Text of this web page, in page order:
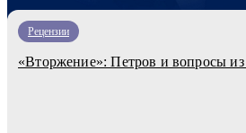
Рецензии
«Вторжение»: Петров и вопросы из